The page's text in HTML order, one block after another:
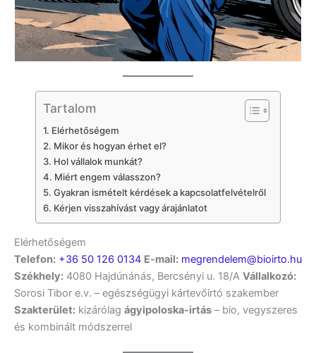
Tartalom
Elérhetőségem
Mikor és hogyan érhet el?
Hol vállalok munkát?
Miért engem válasszon?
Gyakran ismételt kérdések a kapcsolatfelvételről
Kérjen visszahívást vagy árajánlatot
Elérhetőségem
Telefon: +36 50 126 0134 E-mail: megrendelem@bioirto.hu
Székhely: 4080 Hajdúnánás, Bercsényi u. 18/A Vállalkozó:
Sorosi Tibor e.v. – egészségügyi kártevőirtó szakember
Szakterület: kizárólag ágyipoloska-irtás – bio, vegyszeres
és kombinált módszerrel